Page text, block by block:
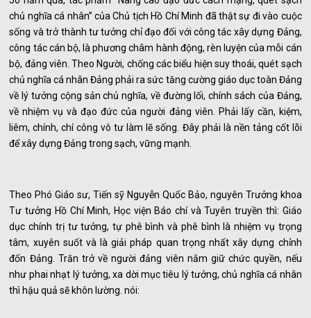
chủ nghĩa cá nhân” của Chủ tịch Hồ Chí Minh đã thật sự đi vào cuộc
sống và trở thành tư tưởng chỉ đạo đối với công tác xây dựng Đảng,
công tác cán bộ, là phương châm hành động, rèn luyện của mỗi cán
bộ, đảng viên. Theo Người, chống các biểu hiện suy thoái, quét sạch
chủ nghĩa cá nhân Đảng phải ra sức tăng cường giáo dục toàn Đảng
về lý tưởng cộng sản chủ nghĩa, về đường lối, chính sách của Đảng,
về nhiệm vụ và đạo đức của người đảng viên. Phải lấy cần, kiệm,
liêm, chính, chí công vô tư làm lẽ sống. Đây phải là nền tảng cốt lõi
để xây dựng Đảng trong sạch, vững mạnh.
Theo Phó Giáo sư, Tiến sỹ Nguyễn Quốc Bảo, nguyên Trưởng khoa
Tư tưởng Hồ Chí Minh, Học viện Báo chí và Tuyên truyền thì: Giáo
dục chính trị tư tưởng, tự phê bình và phê bình là nhiệm vụ trọng
tâm, xuyên suốt và là giải pháp quan trọng nhất xây dựng chỉnh
đốn Đảng. Trăn trở về người đảng viên nắm giữ chức quyền, nếu
như phai nhạt lý tưởng, xa dời mục tiêu lý tưởng, chủ nghĩa cá nhân
thì hậu quả sẽ khôn lường. nói: